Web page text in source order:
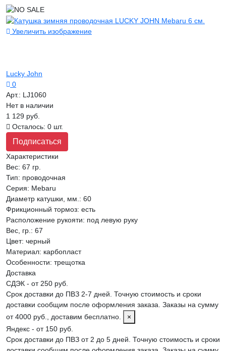
Увеличить изображение
Lucky John
0
Арт.: LJ1060
Нет в наличии
1 129 руб.
Осталось: 0 шт.
Подписаться
Характеристики
Вес: 67 гр.
Тип: проводочная
Серия: Mebaru
Диаметр катушки, мм. : 60
Фрикционный тормоз: есть
Расположение рукояти: под левую руку
Вес, гр. : 67
Цвет: черный
Материал: карбопласт
Особенности: трещотка
Доставка
СДЭК - от 250 руб.
Срок доставки до ПВЗ 2-7 дней. Точную стоимость и сроки
доставки сообщим после оформления заказа. Заказы на сумму
от 4000 руб., доставим бесплатно.
×
Яндекс - от 150 руб.
Срок доставки до ПВЗ от 2 до 5 дней. Точную стоимость и сроки